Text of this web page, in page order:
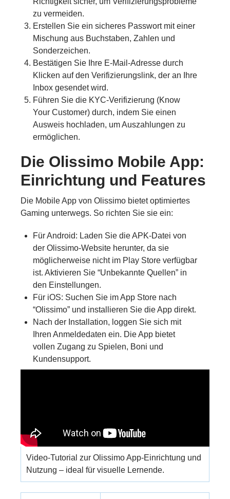
zu vermeiden.
Erstellen Sie ein sicheres Passwort mit einer
Mischung aus Buchstaben, Zahlen und
Sonderzeichen.
Bestätigen Sie Ihre E-Mail-Adresse durch
Klicken auf den Verifizierungslink, der an Ihre
Inbox gesendet wird.
Führen Sie die KYC-Verifizierung (Know
Your Customer) durch, indem Sie einen
Ausweis hochladen, um Auszahlungen zu
ermöglichen.
Die Olissimo Mobile App:
Einrichtung und Features
Die Mobile App von Olissimo bietet optimiertes
Gaming unterwegs. So richten Sie sie ein:
Für Android: Laden Sie die APK-Datei von
der Olissimo-Website herunter, da sie
möglicherweise nicht im Play Store verfügbar
ist. Aktivieren Sie “Unbekannte Quellen” in
den Einstellungen.
Für iOS: Suchen Sie im App Store nach
“Olissimo” und installieren Sie die App direkt.
Nach der Installation, loggen Sie sich mit
Ihren Anmeldedaten ein. Die App bietet
vollen Zugang zu Spielen, Boni und
Kundensupport.
Video-Tutorial zur Olissimo App-Einrichtung und
Nutzung – ideal für visuelle Lernende.